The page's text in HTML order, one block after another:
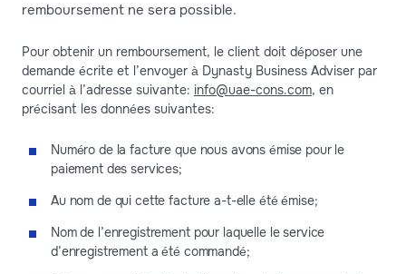
remboursement ne sera possible.
Pour obtenir un remboursement, le client doit déposer une
demande écrite et l’envoyer à Dynasty Business Adviser par
courriel à l’adresse suivante: info@uae-cons.com, en
précisant les données suivantes:
Numéro de la facture que nous avons émise pour le
paiement des services;
Au nom de qui cette facture a-t-elle été émise;
Nom de l’enregistrement pour laquelle le service
d’enregistrement a été commandé;